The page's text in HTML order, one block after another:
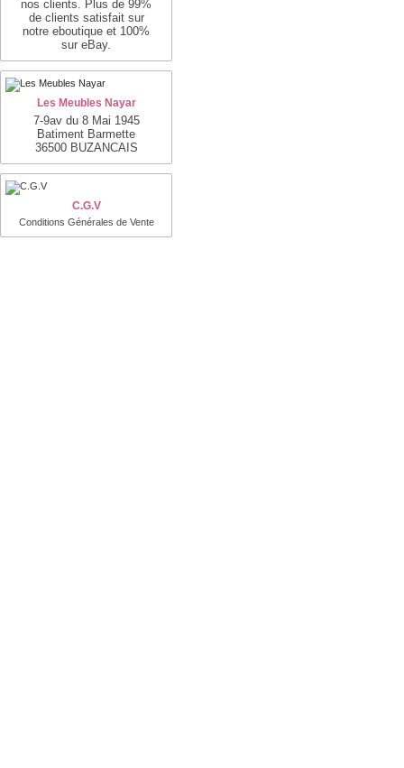
nos clients. Plus de 99%
de clients satisfait sur
notre eboutique et 100%
sur eBay.
Les Meubles Nayar
7-9av du 8 Mai 1945
Batiment Barmette
36500 BUZANCAIS
C.G.V
Conditions Générales de Vente